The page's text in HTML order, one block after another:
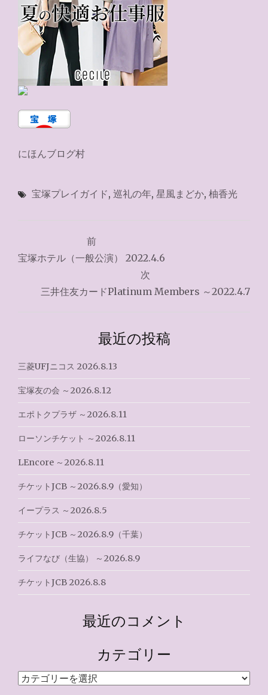
にほんブログ村
宝塚プレイガイド, 巡礼の年, 星風まどか, 柚香光
稿
シ
ョ
ン
前
宝塚ホテル（一般公演） 2022.4.6
次
三井住友カードPlatinum Members ～2022.4.7
最近の投稿
三菱UFJニコス 2026.8.13
宝塚友の会 ～2026.8.12
エポトクプラザ ～2026.8.11
ローソンチケット ～2026.8.11
LEncore ～2026.8.11
チケットJCB ～2026.8.9（愛知）
イープラス ～2026.8.5
チケットJCB ～2026.8.9（千葉）
ライフなび（生協） ～2026.8.9
チケットJCB 2026.8.8
最近のコメント
カテゴリー
カ